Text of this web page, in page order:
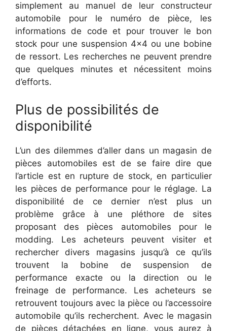
simplement au manuel de leur constructeur
automobile pour le numéro de pièce, les
informations de code et pour trouver le bon
stock pour une suspension 4×4 ou une bobine
de ressort. Les recherches ne peuvent prendre
que quelques minutes et nécessitent moins
d’efforts.
Plus de possibilités de
disponibilité
L’un des dilemmes d’aller dans un magasin de
pièces automobiles est de se faire dire que
l’article est en rupture de stock, en particulier
les pièces de performance pour le réglage. La
disponibilité de ce dernier n’est plus un
problème grâce à une pléthore de sites
proposant des pièces automobiles pour le
modding. Les acheteurs peuvent visiter et
rechercher divers magasins jusqu’à ce qu’ils
trouvent la bobine de suspension de
performance exacte ou la direction ou le
freinage de performance. Les acheteurs se
retrouvent toujours avec la pièce ou l’accessoire
automobile qu’ils recherchent. Avec le magasin
de pièces détachées en ligne, vous aurez à